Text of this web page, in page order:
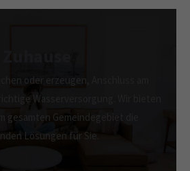
Zuhause
oder erzeugen, Anschluss am
Wasserversorgung. Wir bieten
gesamten Gemeindegebiet die
Lösungen für Sie.